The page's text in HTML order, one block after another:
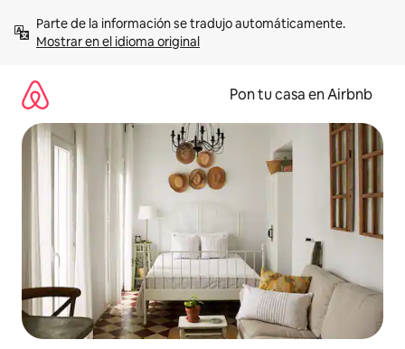
contenidoMostrar en el idioma original
Pon tu casa en Airbnb